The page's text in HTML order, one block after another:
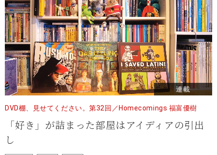
連載
DVD棚、見せてください。第32回／Homecomings 福富優樹
「好き」が詰まった部屋はアイディアの引出
し